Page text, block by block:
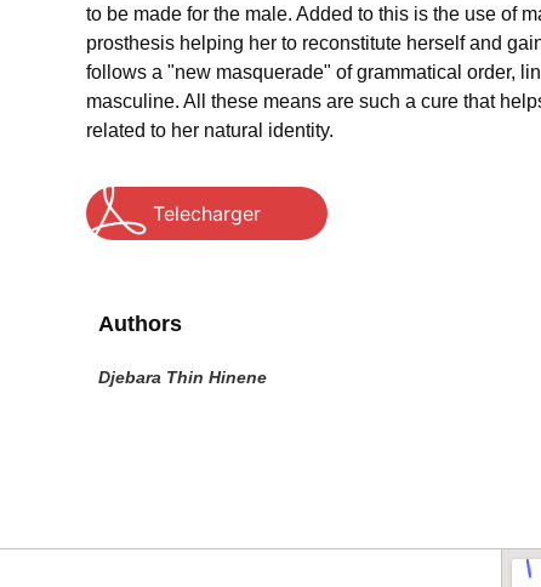
to be made for the male. Added to this is the use of
prosthesis helping her to reconstitute herself and
follows a "new masquerade" of grammatical order,
masculine. All these means are such a cure that
related to her natural identity.
Telecharger
Authors
Djebara Thin Hinene